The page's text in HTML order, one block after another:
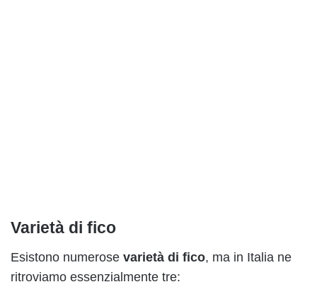
Varietà di fico
Esistono numerose varietà di fico, ma in Italia ne
ritroviamo essenzialmente tre: